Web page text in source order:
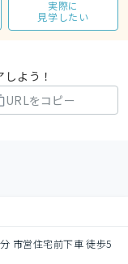
実際に
見学したい
よう！
URLをコピー
市営住宅前下車 徒歩5